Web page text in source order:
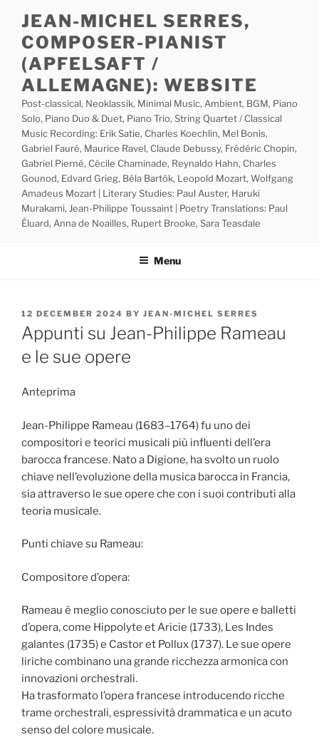
content
JEAN-MICHEL SERRES,
COMPOSER-PIANIST
(APFELSAFT /
ALLEMAGNE): WEBSITE
Post-classical, Neoklassik, Minimal Music, Ambient, BGM, Piano
Solo, Piano Duo & Duet, Piano Trio, String Quartet / Classical
Music Recording: Erik Satie, Charles Koechlin, Mel Bonis,
Gabriel Fauré, Maurice Ravel, Claude Debussy, Frédéric Chopin,
Gabriel Pierné, Cécile Chaminade, Reynaldo Hahn, Charles
Gounod, Edvard Grieg, Béla Bartók, Leopold Mozart, Wolfgang
Amadeus Mozart | Literary Studies: Paul Auster, Haruki
Murakami, Jean-Philippe Toussaint | Poetry Translations: Paul
Éluard, Anna de Noailles, Rupert Brooke, Sara Teasdale
Menu
POSTED
ON
12 DECEMBER 2024 BY JEAN-MICHEL SERRES
Appunti su Jean-Philippe Rameau
e le sue opere
Anteprima
Jean-Philippe Rameau (1683–1764) fu uno dei
compositori e teorici musicali più influenti dell’era
barocca francese. Nato a Digione, ha svolto un ruolo
chiave nell’evoluzione della musica barocca in Francia,
sia attraverso le sue opere che con i suoi contributi alla
teoria musicale.
Punti chiave su Rameau:
Compositore d’opera:
Rameau è meglio conosciuto per le sue opere e balletti
d’opera, come Hippolyte et Aricie (1733), Les Indes
galantes (1735) e Castor et Pollux (1737). Le sue opere
liriche combinano una grande ricchezza armonica con
innovazioni orchestrali.
Ha trasformato l’opera francese introducendo ricche
trame orchestrali, espressività drammatica e un acuto
senso del colore musicale.